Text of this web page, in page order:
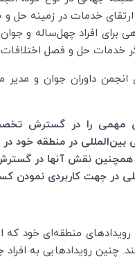
خدمات در زمینه حل
برای افراد چهل‌ساله
خدمات حل و فصل اختلافات
داوران جوان و مدیر
مهمی را در گسترش تخصص
بین‌المللی در منطقه
همچنین نقش آنها در
در جهت کاربردی نمودن
منطقهای خود که
چنین رویدادهایی به